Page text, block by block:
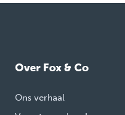
Over Fox & Co
Ons verhaal